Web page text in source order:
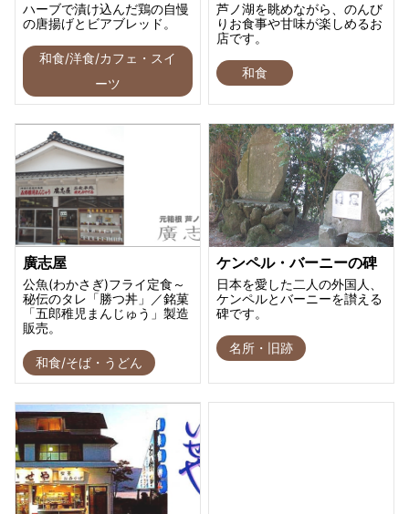
ハーブで漬け込んだ鶏の自慢
の唐揚げとビアブレッド。
和食/洋食/カフェ・スイ
ーツ
芦ノ湖を眺めながら、のんび
りお食事や甘味が楽しめるお
店です。
和食
廣志屋
公魚(わかさぎ)フライ定食～
秘伝のタレ「勝つ丼」／銘菓
「五郎稚児まんじゅう」製造
販売。
和食/そば・うどん
ケンペル・バーニーの碑
日本を愛した二人の外国人、
ケンペルとバーニーを讃える
碑です。
名所・旧跡